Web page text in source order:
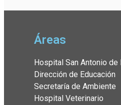
Áreas
Hospital San Antonio de
Dirección de Educación
Secretaría de Ambiente
Hospital Veterinario